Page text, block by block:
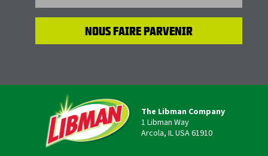
The Libman Company
1 Libman Way
Arcola, IL USA 61910